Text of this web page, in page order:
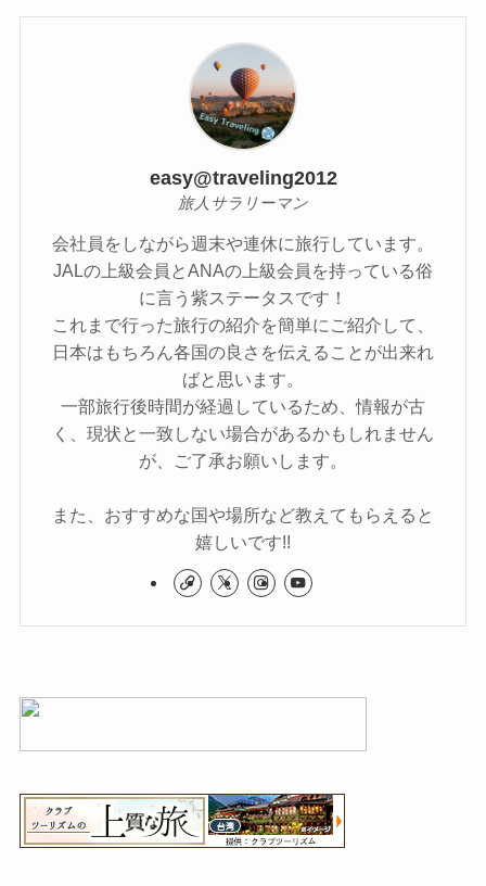
easy@traveling2012
旅人サラリーマン
会社員をしながら週末や連休に旅行しています。
JALの上級会員とANAの上級会員を持っている俗
に言う紫ステータスです！
これまで行った旅行の紹介を簡単にご紹介して、
日本はもちろん各国の良さを伝えることが出来れ
ばと思います。
一部旅行後時間が経過しているため、情報が古
く、現状と一致しない場合があるかもしれません
が、ご了承お願いします。
また、おすすめな国や場所など教えてもらえると
嬉しいです!!